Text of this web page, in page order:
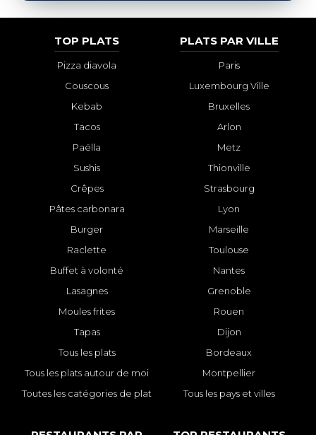
TOP PLATS
Pizza diavola
Couscous
Kebab
Tacos
Paëlla
Sushis
Crêpes
Pâtes carbonara
Burger
Raclette
Buffet à volonté
Lasagnes
Moules frites
Tapas
Tous les plats
Tous les plats autour de moi
Toutes les catégories de plat
PLATS PAR VILLE
Paris
Luxembourg Ville
Bruxelles
Arlon
Metz
Thionville
Strasbourg
Lyon
Marseille
Toulouse
Nantes
Grenoble
Rouen
Dijon
Bordeaux
Montpellier
Tous les pays et villes